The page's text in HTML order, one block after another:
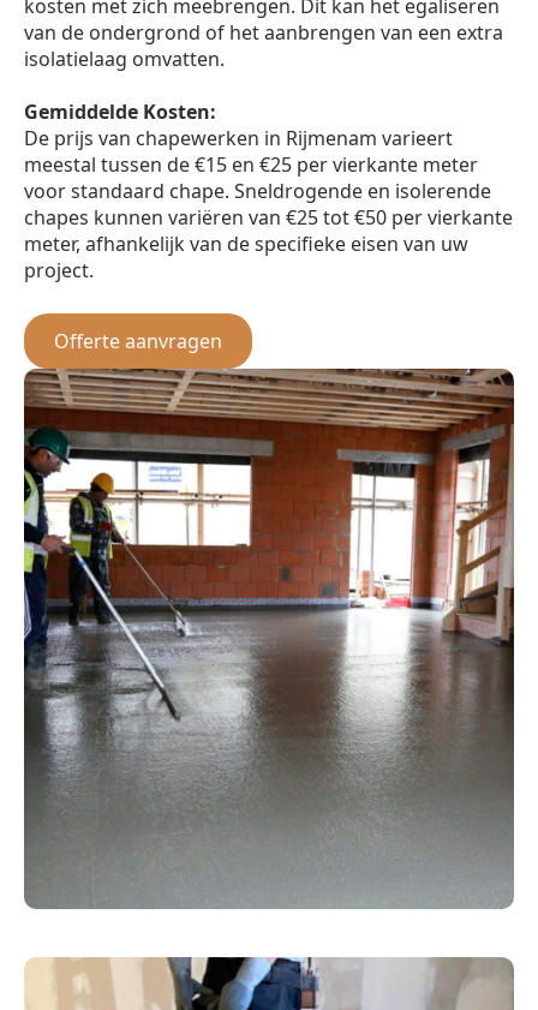
kosten met zich meebrengen. Dit kan het egaliseren
van de ondergrond of het aanbrengen van een extra
isolatielaag omvatten.
Gemiddelde Kosten:
De prijs van chapewerken in Rijmenam varieert
meestal tussen de €15 en €25 per vierkante meter
voor standaard chape. Sneldrogende en isolerende
chapes kunnen variëren van €25 tot €50 per vierkante
meter, afhankelijk van de specifieke eisen van uw
project.
Offerte aanvragen